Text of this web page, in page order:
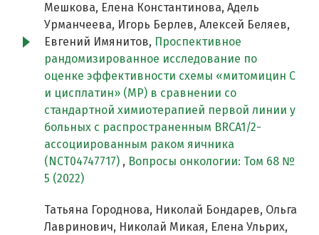
Мешкова, Елена Константинова, Адель
Урманчеева, Игорь Берлев, Алексей Беляев,
Евгений Имянитов, Проспективное
рандомизированное исследование по
оценке эффективности схемы «митомицин С
и цисплатин» (MP) в сравнении со
стандартной химиотерапией первой линии у
больных c распространенным BRCA1/2-
ассоциированным раком яичника
(NCT04747717) , Вопросы онкологии: Том 68 №
5 (2022)
Татьяна Городнова, Николай Бондарев, Ольга
Лавринович, Николай Микая, Елена Ульрих,